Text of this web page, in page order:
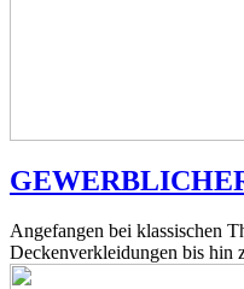
Angefangen bei klassischen
Deckenverkleidungen bis hin